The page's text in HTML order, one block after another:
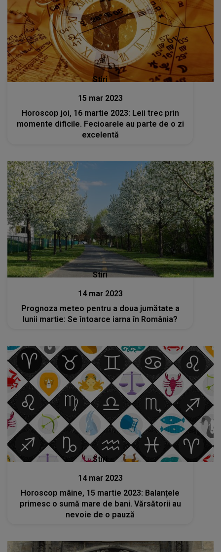
Stiri
15 mar 2023
Horoscop joi, 16 martie 2023: Leii trec prin
momente dificile. Fecioarele au parte de o zi
excelentă
Stiri
14 mar 2023
Prognoza meteo pentru a doua jumătate a
lunii martie: Se întoarce iarna în România?
Stiri
14 mar 2023
Horoscop mâine, 15 martie 2023: Balanțele
primesc o sumă mare de bani. Vărsătorii au
nevoie de o pauză